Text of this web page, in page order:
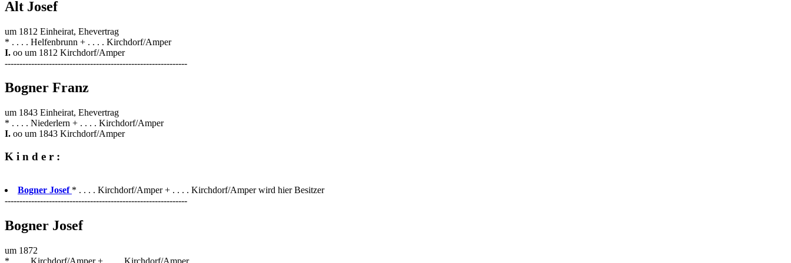
Alt Josef
um 1812 Einheirat, Ehevertrag
* . . . . Helfenbrunn + . . . . Kirchdorf/Amper
I. oo um 1812 Kirchdorf/Amper
--------------------------------------------------------------
Bogner Franz
um 1843 Einheirat, Ehevertrag
* . . . . Niederlern + . . . . Kirchdorf/Amper
I. oo um 1843 Kirchdorf/Amper
K i n d e r :
Bogner Josef * . . . . Kirchdorf/Amper + . . . . Kirchdorf/Amper wird hier Besitzer
--------------------------------------------------------------
Bogner Josef
um 1872
* . . . . Kirchdorf/Amper + . . . . Kirchdorf/Amper